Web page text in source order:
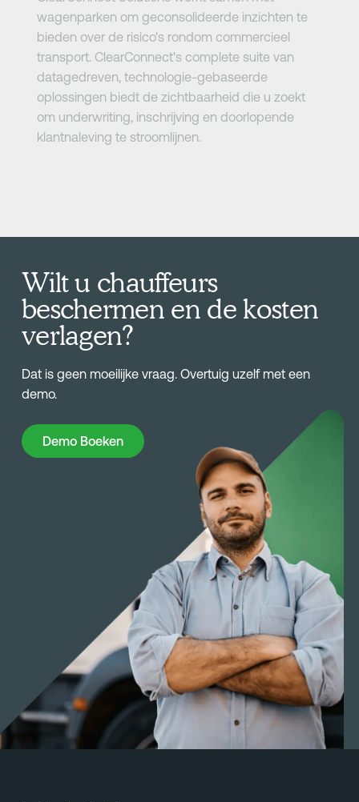
wagenparken om geconsolideerde inzichten te
bieden over de risico's rondom commercieel
transport. ClearConnect's complete suite van
datagedreven, technologie-gebaseerde
oplossingen biedt de zichtbaarheid die u zoekt
om underwriting, inschrijving en doorlopende
klantnaleving te stroomlijnen.
Wilt u chauffeurs
beschermen en de kosten
verlagen?
Dat is geen moeilijke vraag. Overtuig uzelf met een
demo.
Demo Boeken
Demo Boeken